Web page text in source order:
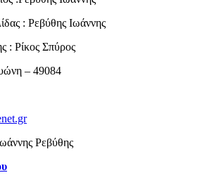
: Ρεβύθης Ιωάννης
: Ρίκος Σπύρος
– 49084
Ρεβύθης